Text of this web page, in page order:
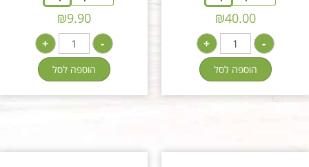
₪40.00
-
+
הוספה לסל
₪9.90
-
+
הוספה לסל